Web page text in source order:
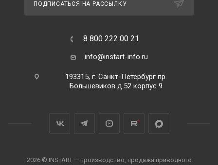
ПОДПИСАТЬСЯ НА РАССЫЛКУ
8 800 222 00 21
info@instart-info.ru
193315, г. Санкт-Петербург пр.
Большевиков д.52 корпус 9
2026 © INSTART — производство, продажа приводного